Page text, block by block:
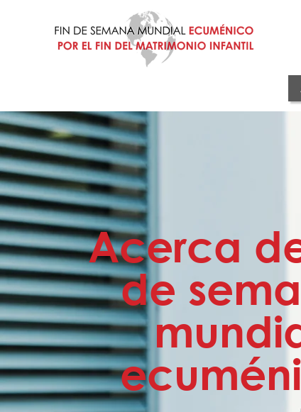
Acerca
de